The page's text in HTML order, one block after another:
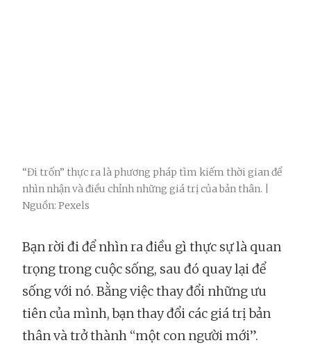
“Đi trốn” thực ra là phương pháp tìm kiếm thời gian để
nhìn nhận và điều chỉnh những giá trị của bản thân. |
Nguồn: Pexels
Bạn rời đi để nhìn ra điều gì thực sự là quan
trọng trong cuộc sống, sau đó quay lại để
sống với nó. Bằng việc thay đổi những ưu
tiên của mình, bạn thay đổi các giá trị bản
thân và trở thành “một con người mới”.